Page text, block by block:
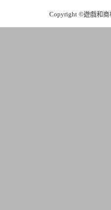
Copyright ©遊戲和